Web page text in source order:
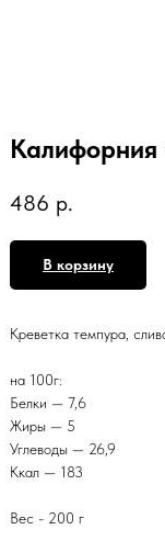
Калифорния
486 р.
В корзину
Креветка темпура,
на 100г:
Белки — 7,6
Жиры — 5
Углеводы — 26,9
Ккал — 183
Вес - 200 г